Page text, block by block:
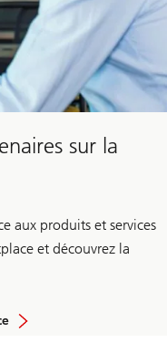
sur la
aux produits et services
et découvrez la